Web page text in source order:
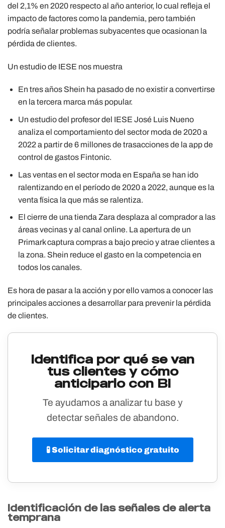
del 2,1% en 2020 respecto al año anterior, lo cual refleja el
impacto de factores como la pandemia, pero también
podría señalar problemas subyacentes que ocasionan la
pérdida de clientes.
Un estudio de IESE nos muestra
En tres años Shein ha pasado de no existir a convertirse
en la tercera marca más popular.
Un estudio del profesor del IESE José Luis Nueno
analiza el comportamiento del sector moda de 2020 a
2022 a partir de 6 millones de trasacciones de la app de
control de gastos Fintonic.
Las ventas en el sector moda en España se han ido
ralentizando en el período de 2020 a 2022, aunque es la
venta física la que más se ralentiza.
El cierre de una tienda Zara desplaza al comprador a las
áreas vecinas y al canal online. La apertura de un
Primark captura compras a bajo precio y atrae clientes a
la zona. Shein reduce el gasto en la competencia en
todos los canales.
Es hora de pasar a la acción y por ello vamos a conocer las
principales acciones a desarrollar para prevenir la pérdida
de clientes.
Identifica por qué se van
tus clientes y cómo
anticiparlo con BI
Te ayudamos a analizar tu base y
detectar señales de abandono.
🧪 Solicitar diagnóstico gratuito
Identificación de las señales de alerta
temprana